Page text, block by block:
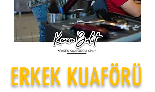
ERKEK KUAFÖRÜ